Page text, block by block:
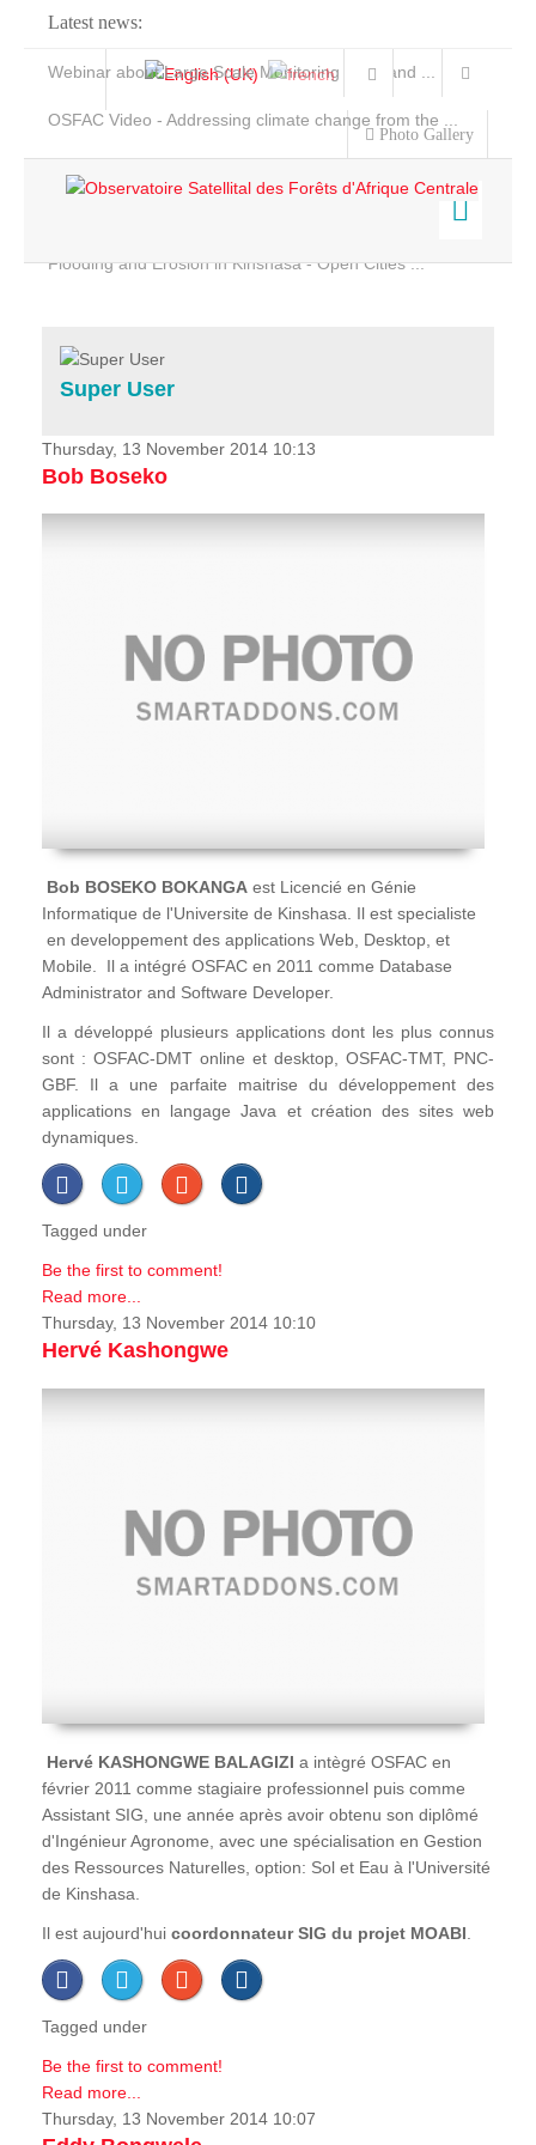
Latest news:
Webinar about Large Scale Monitoring and Land ...
OSFAC Video - Addressing climate change from the ...
Flooding and Erosion in Kinshasa - Open Cities ...
Photo Gallery
Home
Services
Projects
News & Stories
Super User
Thursday, 13 November 2014 10:13
Bob Boseko
Bob BOSEKO BOKANGA est Licencié en Génie
Informatique de l'Universite de Kinshasa. Il est specialiste
en developpement des applications Web, Desktop, et
Mobile. Il a intégré OSFAC en 2011 comme Database
Administrator and Software Developer.
Il a développé plusieurs applications dont les plus connus
sont : OSFAC-DMT online et desktop, OSFAC-TMT, PNC-
GBF. Il a une parfaite maitrise du développement des
applications en langage Java et création des sites web
dynamiques.
Tagged under
Be the first to comment!
Read more...
Thursday, 13 November 2014 10:10
Hervé Kashongwe
Hervé KASHONGWE BALAGIZI a intègré OSFAC en
février 2011 comme stagiaire professionnel puis comme
Assistant SIG, une année après avoir obtenu son diplômé
d'Ingénieur Agronome, avec une spécialisation en Gestion
des Ressources Naturelles, option: Sol et Eau à l'Université
de Kinshasa.
Il est aujourd'hui coordonnateur SIG du projet MOABI
Tagged under
Be the first to comment!
Read more...
Thursday, 13 November 2014 10:07